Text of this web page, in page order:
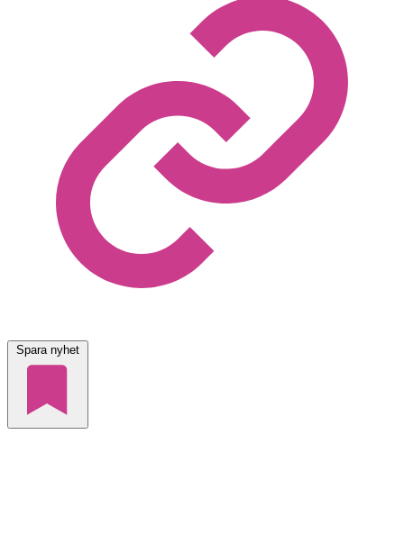
Spara nyhet